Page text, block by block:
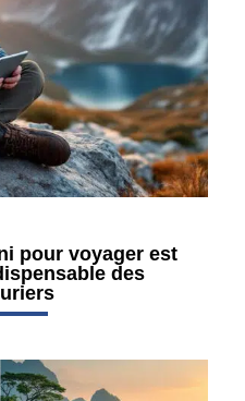
pour voyager est
des